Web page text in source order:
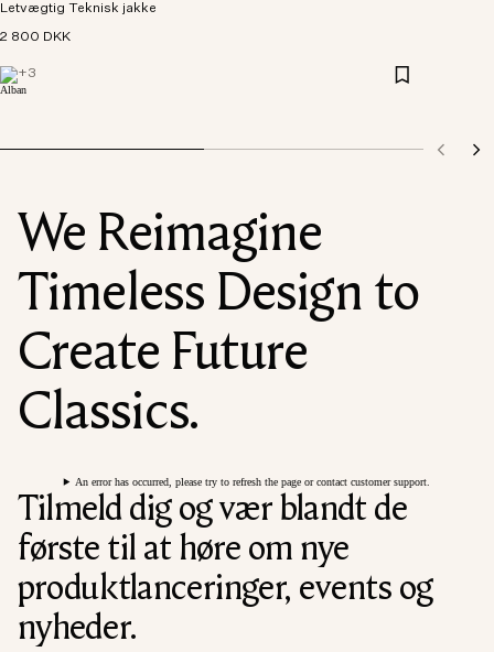
Letvægtig Teknisk jakke
2 800 DKK
+3
We Reimagine
Timeless Design to
Create Future
Classics.
An error has occurred, please try to refresh the page or contact customer support.
Tilmeld dig og vær blandt de
første til at høre om nye
produktlanceringer, events og
nyheder.